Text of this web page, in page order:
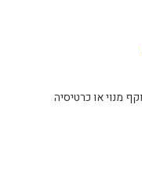
מנוי או כרטיסיה